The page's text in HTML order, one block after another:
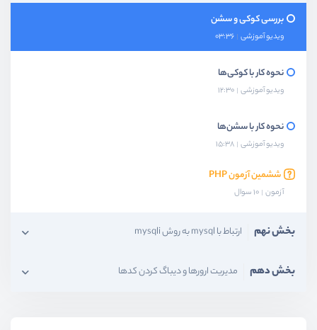
بررسی کوکی و سشن
ویدیو آموزشی 03:36
نحوه کار با کوکی‌ها
ویدیو آموزشی 12:30
نحوه کار با سشن‌ها
ویدیو آموزشی 15:38
ششمین آزمون PHP
آزمون 10 سوال
بخش نهم ارتباط با mysql به روش mysqli
بخش دهم مدیریت ارورها و دیباگ کردن کدها